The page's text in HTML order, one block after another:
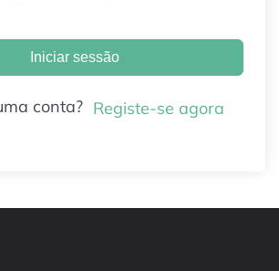
Iniciar sessão
conta? Registe-se agora